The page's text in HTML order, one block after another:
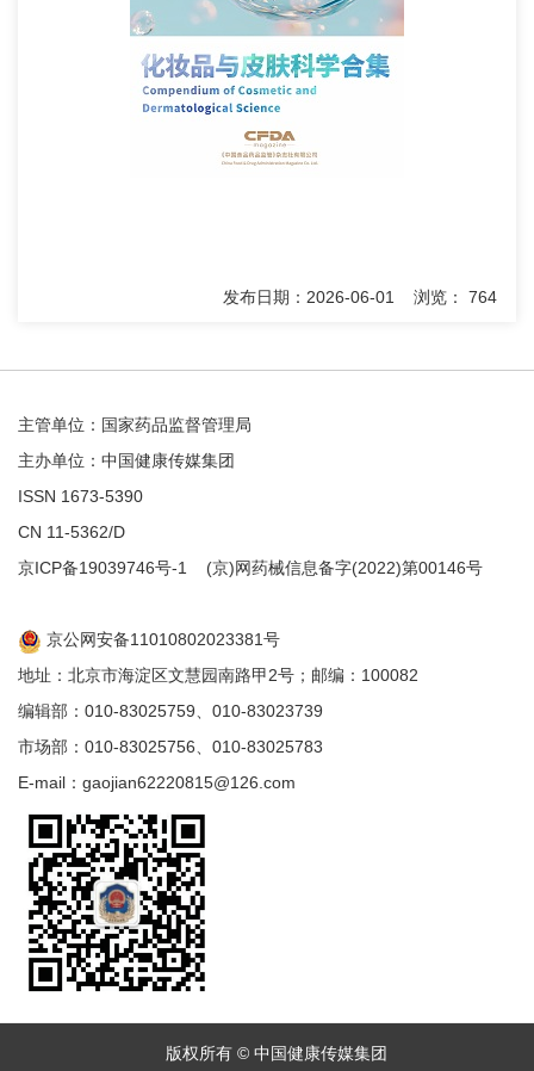
发布日期：2026-06-01 浏览： 764
主管单位：国家药品监督管理局
主办单位：中国健康传媒集团
ISSN 1673-5390
CN 11-5362/D
京ICP备19039746号-1 (京)网药械信息备字(2022)第00146号
京公网安备11010802023381号
地址：北京市海淀区文慧园南路甲2号；邮编：100082
编辑部：010-83025759、010-83023739
市场部：010-83025756、010-83025783
E-mail：gaojian62220815@126.com
版权所有 © 中国健康传媒集团